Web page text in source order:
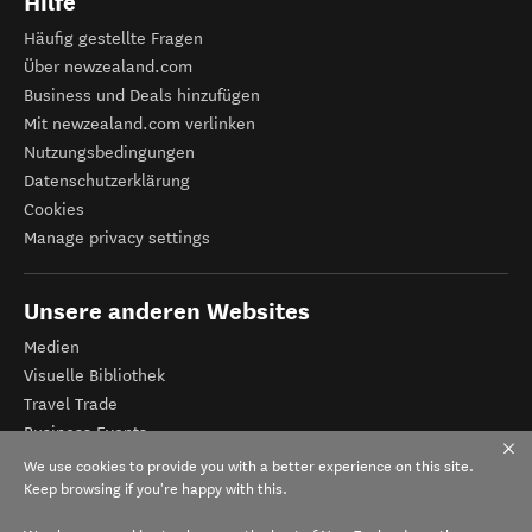
Häufig gestellte Fragen
Über newzealand.com
Business und Deals hinzufügen
Mit newzealand.com verlinken
Nutzungsbedingungen
Datenschutzerklärung
Cookies
Manage privacy settings
Unsere anderen Websites
Medien
Visuelle Bibliothek
Travel Trade
Business Events
Tourismus Neuseeland
Veranstalter-Registrierung
We use cookies to provide you with a better experience on this site.
Keep browsing if you're happy with this.